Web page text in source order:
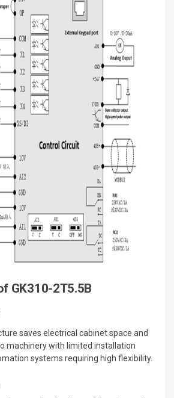
GK310-2T5.5B
saves electrical cabinet space and
machinery with limited installation
systems requiring high flexibility.